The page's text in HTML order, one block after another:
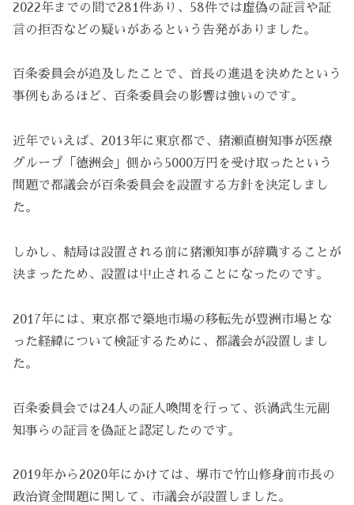
2022年までの間で281件あり、58件では虚偽の証言や証
言の拒否などの疑いがあるという告発がありました。
百条委員会が追及したことで、首長の進退を決めたという
事例もあるほど、百条委員会の影響は強いのです。
近年でいえば、2013年に東京都で、猪瀬直樹知事が医療
グループ「徳洲会」側から5000万円を受け取ったという
問題で都議会が百条委員会を設置する方針を決定しまし
た。
しかし、結局は設置される前に猪瀬知事が辞職することが
決まったため、設置は中止されることになったのです。
2017年には、東京都で築地市場の移転先が豊洲市場とな
った経緯について検証するために、都議会が設置しまし
た。
百条委員会では24人の証人喚問を行って、浜渦武生元副
知事らの証言を偽証と認定したのです。
2019年から2020年にかけては、堺市で竹山修身前市長の
政治資金問題に関して、市議会が設置しました。